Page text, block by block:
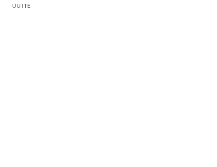
UU ITE